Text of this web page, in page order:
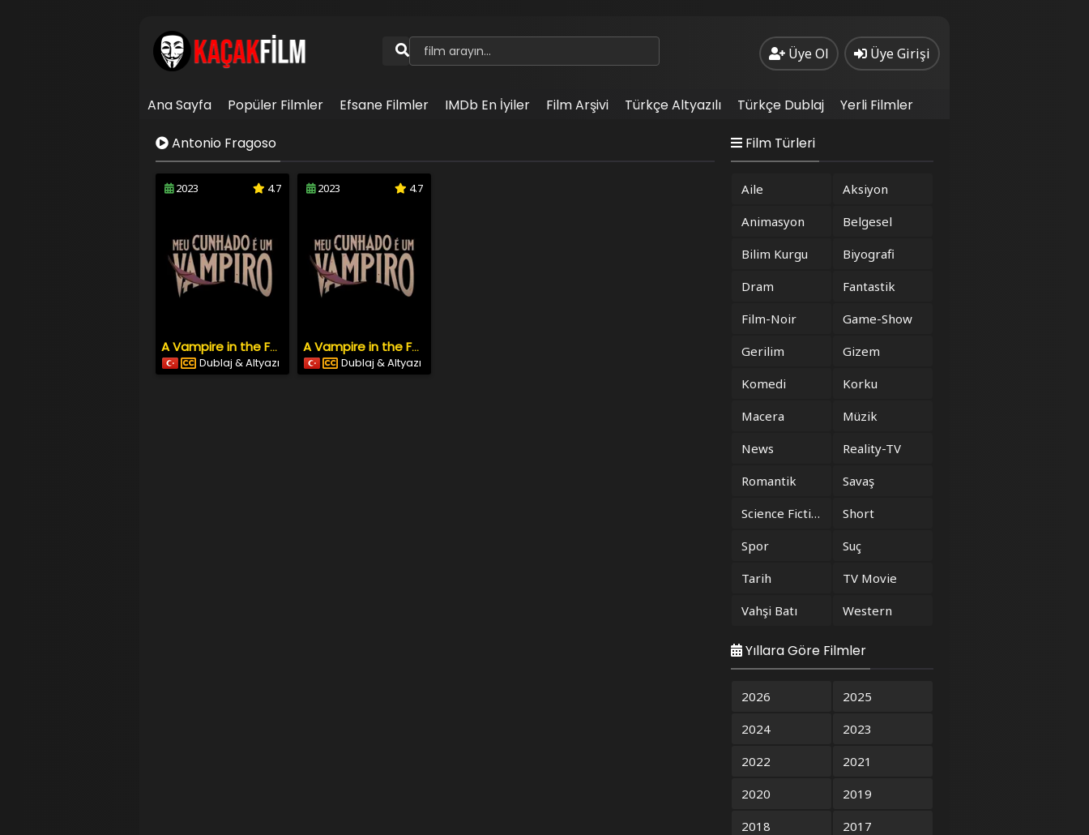
Üye Ol Üye Girişi
Ana Sayfa Popüler Filmler Efsane Filmler IMDb En İyiler Film Arşivi Türkçe Altyazılı Türkçe Dublaj
Yerli Filmler
İletişim
Antonio Fragoso
2023 4.7
A Vampire in the Family
Dublaj & Altyazı
2023 4.7
A Vampire in the Family
Dublaj & Altyazı
Film Türleri
Aile
Aksiyon
Animasyon
Belgesel
Bilim Kurgu
Biyografi
Dram
Fantastik
Film-Noir
Game-Show
Gerilim
Gizem
Komedi
Korku
Macera
Müzik
News
Reality-TV
Romantik
Savaş
Science Fiction
Short
Spor
Suç
Tarih
TV Movie
Vahşi Batı
Western
Yıllara Göre Filmler
2026
2025
2024
2023
2022
2021
2020
2019
2018
2017